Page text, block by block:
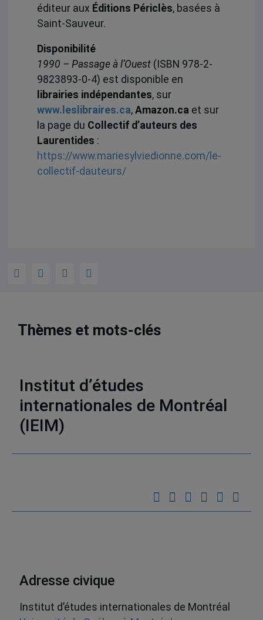
éditeur aux Éditions Périclès, basées à
Saint-Sauveur.
Disponibilité
1990 – Passage à l’Ouest(ISBN 978-2-
9823893-0-4) est disponible en
librairies indépendantes, sur
www.leslibraires.ca, Amazon.caet sur
la page du Collectif d’auteurs des
Laurentides :
https://www.mariesylviedionne.com/le-
collectif-dauteurs/
Thèmes et mots-clés
Institut d’études
internationales de Montréal
(IEIM)
Adresse civique
Institut d’études internationales de Montréal